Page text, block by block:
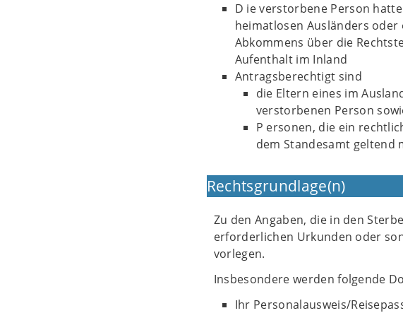
D ie verstorbene Person
heimatlosen Ausländers oder
Abkommens über die
Aufenthalt im Inland
Antragsberechtigt sind
die Eltern eines im
verstorbenen Person
P ersonen, die ein
dem Standesamt geltend
Rechtsgrundlage(n)
Zu den Angaben, die in den
erforderlichen Urkunden oder
vorlegen.
Insbesondere werden folgende
Ihr Personalausweis/